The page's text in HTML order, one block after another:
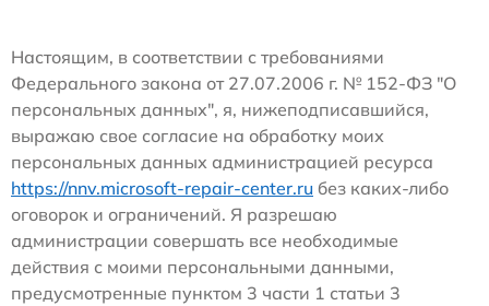
Настоящим, в соответствии с требованиями
Федерального закона от 27.07.2006 г. № 152-ФЗ "О
персональных данных", я, нижеподписавшийся,
выражаю свое согласие на обработку моих
персональных данных администрацией ресурса
https://nnv.microsoft-repair-center.ru без каких-либо
оговорок и ограничений. Я разрешаю
администрации совершать все необходимые
действия с моими персональными данными,
предусмотренные пунктом 3 части 1 статьи 3